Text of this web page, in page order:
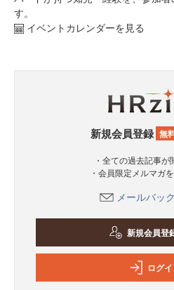
す。
イベントカレンダーを見る
新規会員登録 無
・全ての過去記事
・会員限定メルマガ
メールバッ
新規会員登
ログ